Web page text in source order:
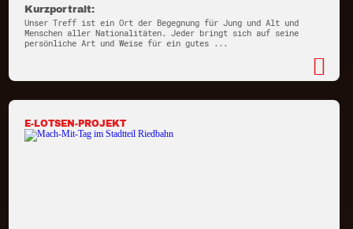
Kurzportrait:
Unser Treff ist ein Ort der Begegnung für Jung und Alt und
Menschen aller Nationalitäten. Jeder bringt sich auf seine
persönliche Art und Weise für ein gutes ...
E-LOTSEN-PROJEKT